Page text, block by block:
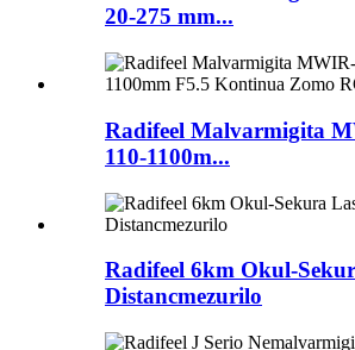
20-275 mm...
Radifeel Malvarmigita
110-1100m...
Radifeel 6km Okul-
Distancmezurilo